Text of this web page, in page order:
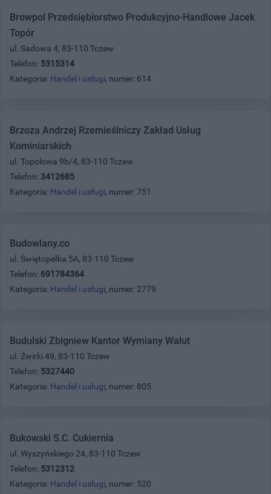
Browpol Przedsiębiorstwo Produkcyjno-Handlowe Jacek
Topór
ul. Sadowa 4, 83-110 Tczew
Telefon: 5315314
Kategoria: Handel i usługi, numer: 614
Brzoza Andrzej Rzemieślniczy Zakład Usług
Kominiarskich
ul. Topolowa 9b/4, 83-110 Tczew
Telefon: 3412685
Kategoria: Handel i usługi, numer: 751
Budowlany.co
ul. Świętopełka 5A, 83-110 Tczew
Telefon: 691784364
Kategoria: Handel i usługi, numer: 2779
Budulski Zbigniew Kantor Wymiany Walut
ul. Żwirki 49, 83-110 Tczew
Telefon: 5327440
Kategoria: Handel i usługi, numer: 805
Bukowski S.C. Cukiernia
ul. Wyszyńskiego 24, 83-110 Tczew
Telefon: 5312312
Kategoria: Handel i usługi, numer: 520